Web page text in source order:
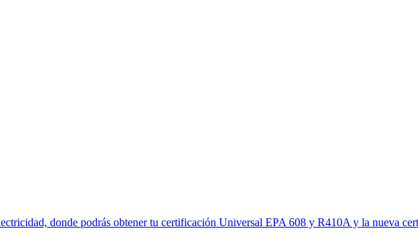
donde podrás obtener tu certificación Universal EPA 608 y R410A y la nueva